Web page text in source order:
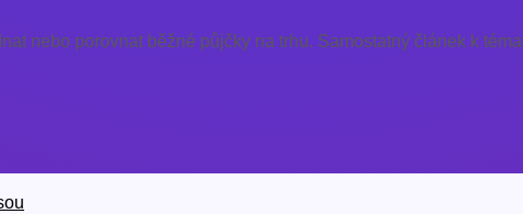
nebo porovnat běžné půjčky na trhu. Samostatný článek k